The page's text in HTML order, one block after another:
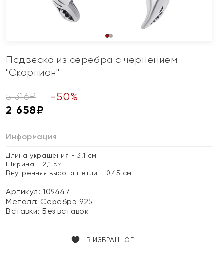
Подвеска из серебра с чернением
"Скорпион"
5 316₽ -50%
2 658₽
Информация
Длина украшения - 3,1 см
Ширина - 2,1 см
Внутренняя высота петли - 0,45 см
Артикул: 109447
Металл: Серебро 925
Вставки:Без вставок
В ИЗБРАННОЕ